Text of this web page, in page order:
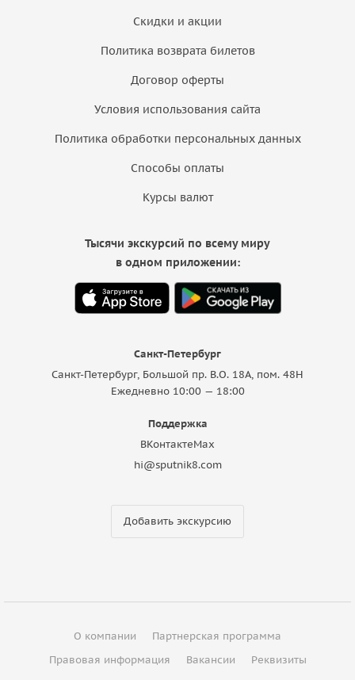
Скидки и акции
Политика возврата билетов
Договор оферты
Условия использования сайта
Политика обработки персональных данных
Способы оплаты
Курсы валют
Санкт-Петербург
Санкт-Петербург, Большой пр. В.О. 18A, пом. 48Н
Ежедневно 10:00 — 18:00
Поддержка
ВКонтактеMax
hi@sputnik8.com
Добавить экскурсию
Тысячи экскурсий по всему миру
в одном приложении:
О компании
Партнерская программа
Правовая информация
Вакансии
Реквизиты